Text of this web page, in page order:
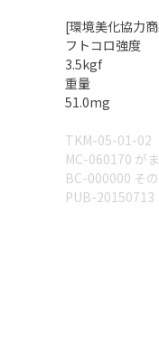
[環境美化協力
フトコロ強度
3.5kgf
重量
51.0mg
TKM-05-01-02
MC-060170 が
BC-000000 そ
PUB-20150713